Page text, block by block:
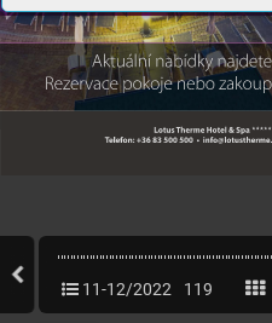
11-12/2022 119